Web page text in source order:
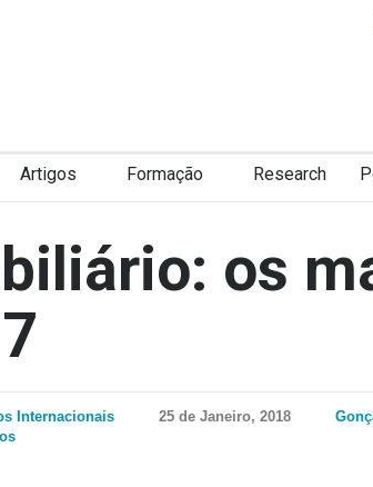
Artigos Formação Research
os
Internacionais 25 de Janeiro, 2018